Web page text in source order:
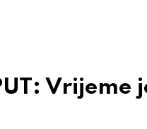
Vrijeme